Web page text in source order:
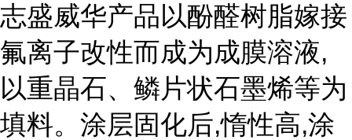
志盛威华产品以酚醛树脂嫁接
氟离子改性而成为成膜溶液,
以重晶石、鳞片状石墨烯等为
填料。涂层固化后,惰性高,涂